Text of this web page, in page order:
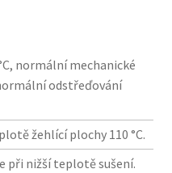
normální mechanické
odstřeďování
žehlící plochy 110 °C.
při nižší teplotě sušení.